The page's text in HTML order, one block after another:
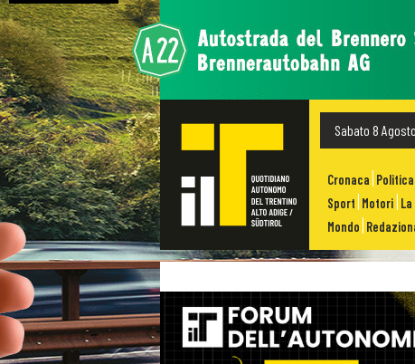
Sabato 8
Cronaca Politica
Sport Motori
Mondo